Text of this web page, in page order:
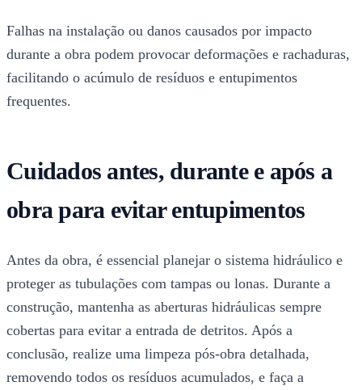
Falhas na instalação ou danos causados por impacto
durante a obra podem provocar deformações e rachaduras,
facilitando o acúmulo de resíduos e entupimentos
frequentes.
Cuidados antes, durante e após a
obra para evitar entupimentos
Antes da obra, é essencial planejar o sistema hidráulico e
proteger as tubulações com tampas ou lonas. Durante a
construção, mantenha as aberturas hidráulicas sempre
cobertas para evitar a entrada de detritos. Após a
conclusão, realize uma limpeza pós-obra detalhada,
removendo todos os resíduos acumulados, e faça a